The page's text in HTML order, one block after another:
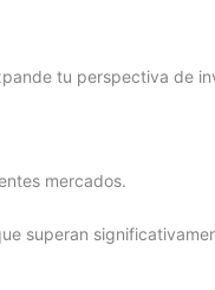
tu perspectiva de
mercados.
superan